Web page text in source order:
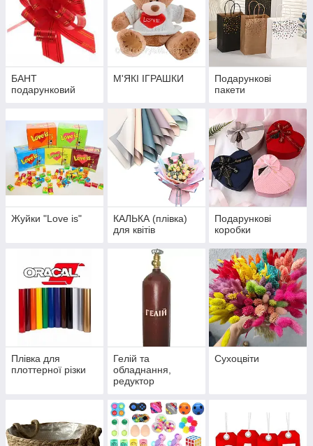
БАНТ
подарунковий
М'ЯКІ ІГРАШКИ
Подарункові
пакети
Жуйки "Love is"
КАЛЬКА (плівка)
для квітів
Подарункові
коробки
Плівка для
плоттерної різки
Гелій та
обладнання,
редуктор
Сухоцвіти